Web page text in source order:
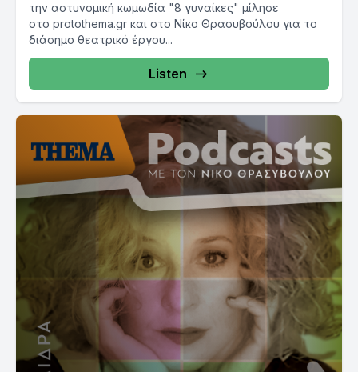
την αστυνομική κωμωδία "8 γυναίκες" μίλησε
στο protothema.gr και στο Νίκο Θρασυβούλου για το
διάσημο θεατρικό έργου...
Listen